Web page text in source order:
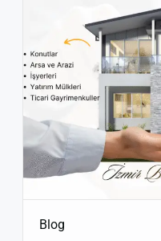
sobası ile ısınan
Blog